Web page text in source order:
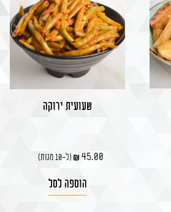
שעועית ירוקה
45.00 (ל-10 מנות)
הוספה לסל